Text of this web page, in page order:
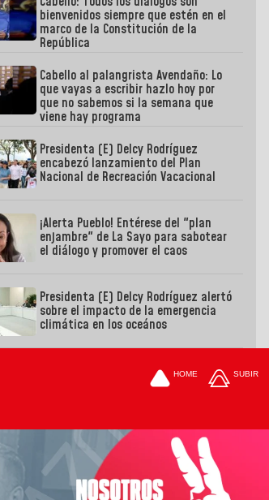
bienvenidos siempre que estén en el
marco de la Constitución de la
República
Cabello al palangrista Avendaño: Lo
que vayas a escribir hazlo hoy por
que no sabemos si la semana que
viene hay programa
Presidenta (E) Delcy Rodríguez
encabezó lanzamiento del Plan
Nacional de Recreación Vacacional
¡Alerta Pueblo! Entérese del "plan
enjambre" de La Sayo para sabotear
el diálogo y promover el caos
Presidenta (E) Delcy Rodríguez alertó
sobre el impacto de la emergencia
climática en los oceános
HOME SUBIR